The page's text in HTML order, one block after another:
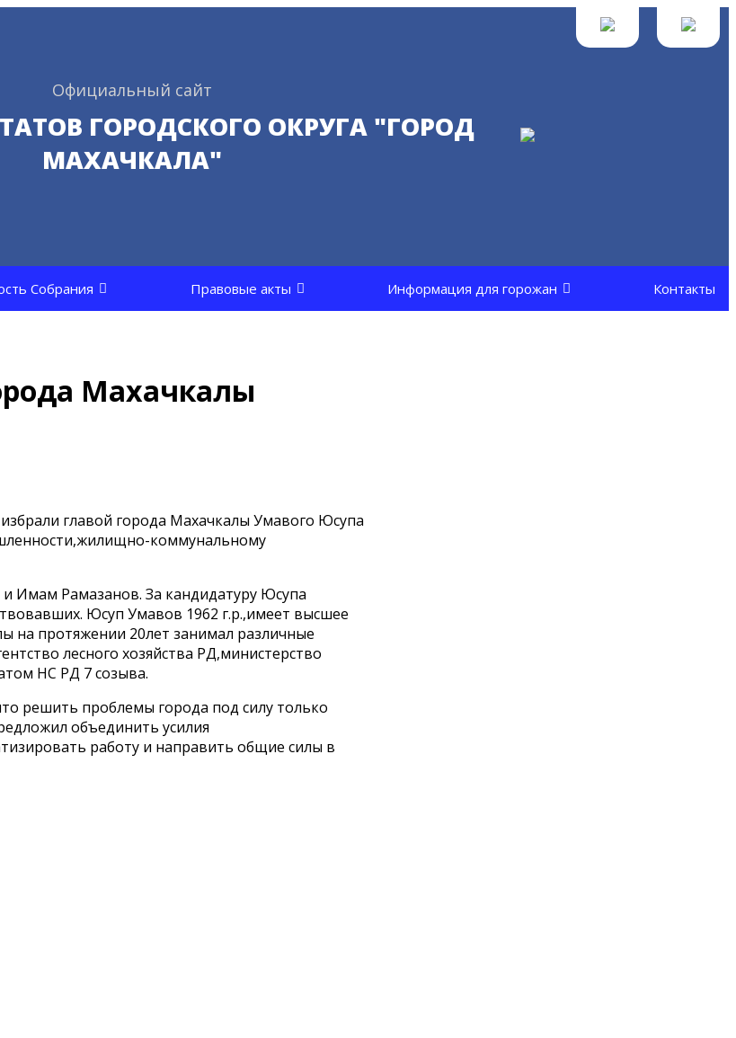
Официальный сайт
ГОРОДСКОГО ОКРУГА "ГОРОД
МАХАЧКАЛА"
Собрания Правовые акты Информация для горожан Контакты
Махачкалы
главой города Махачкалы Умавого Юсупа
коммунальному
Имам Рамазанов. За кандидатуру Юсупа
Юсуп Умавов 1962 г.р.,имеет высшее
на протяжении 20лет занимал различные
лесного хозяйства РД,министерство
НС РД 7 созыва.
решить проблемы города под силу только
объединить усилия
работу и направить общие силы в